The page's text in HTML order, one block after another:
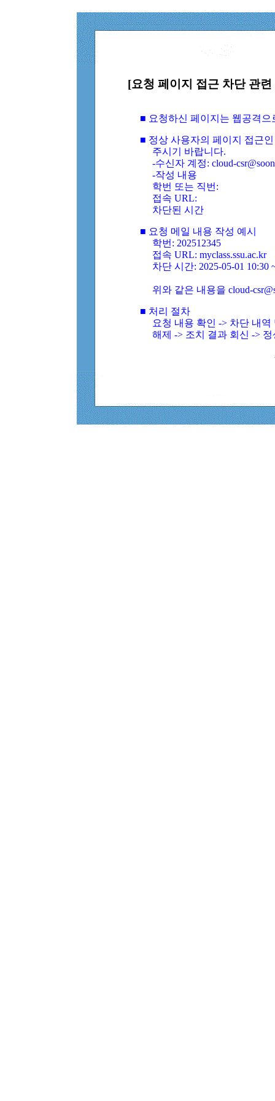
[요청 페이지 접근 차단 관
■ 요청하신 페이지는 웹공격
■ 정상 사용자의 페이지 접근
주시기 바랍니다.
-수신자 계정: cloud-
-작성 내용
학번 또는 직번:
접속 URL:
차단된 시간
■ 요청 메일 내용 작성 예시
학번: 202512345
접속 URL: myclass.ssu.ac.kr
차단 시간: 2025-05-01 10:30
위와 같은 내용을 cloud-
■ 처리 절차
요청 내용 확인 -> 차단 내
해제 -> 조치 결과 회신 ->